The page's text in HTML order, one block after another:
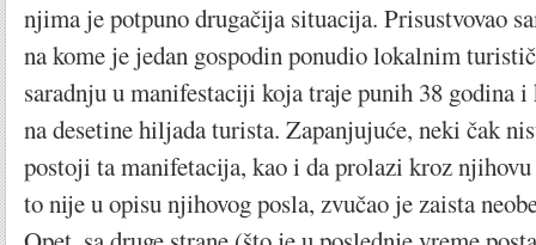
njima je potpuno drugačija situacija. Prisustvovao
na kome je jedan gospodin ponudio lokalnim
saradnju u manifestaciji koja traje punih 38 godina
na desetine hiljada turista. Zapanjujuće, neki čak
postoji ta manifetacija, kao i da prolazi kroz
to nije u opisu njihovog posla, zvučao je zaista